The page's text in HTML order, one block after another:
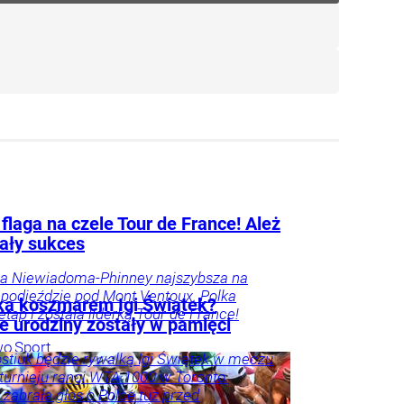
na czele Tour de France! Ależ
sukces
Niewiadoma-Phinney najszybsza na
pod Mont Ventoux. Polka
i została liderką Tour de France!
Sport
koszmarem Igi Świątek?
urodziny zostały w pamięci
będzie rywalką Igi Świątek w meczu
rangi WTA 1000 w Toronto.
głos o Polce tuż przed